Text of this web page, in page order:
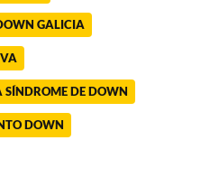
GALICIA
SÍNDROME DE DOWN
DOWN